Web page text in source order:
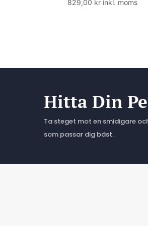
829,00 kr inkl. moms
Hitta Din
Ta steget mot en smidigare
som passar dig bäst.